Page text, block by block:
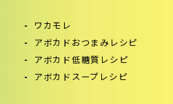
ワカモレ
アボカドおつまみレシピ
アボカド低糖質レシピ
アボカドスープレシピ